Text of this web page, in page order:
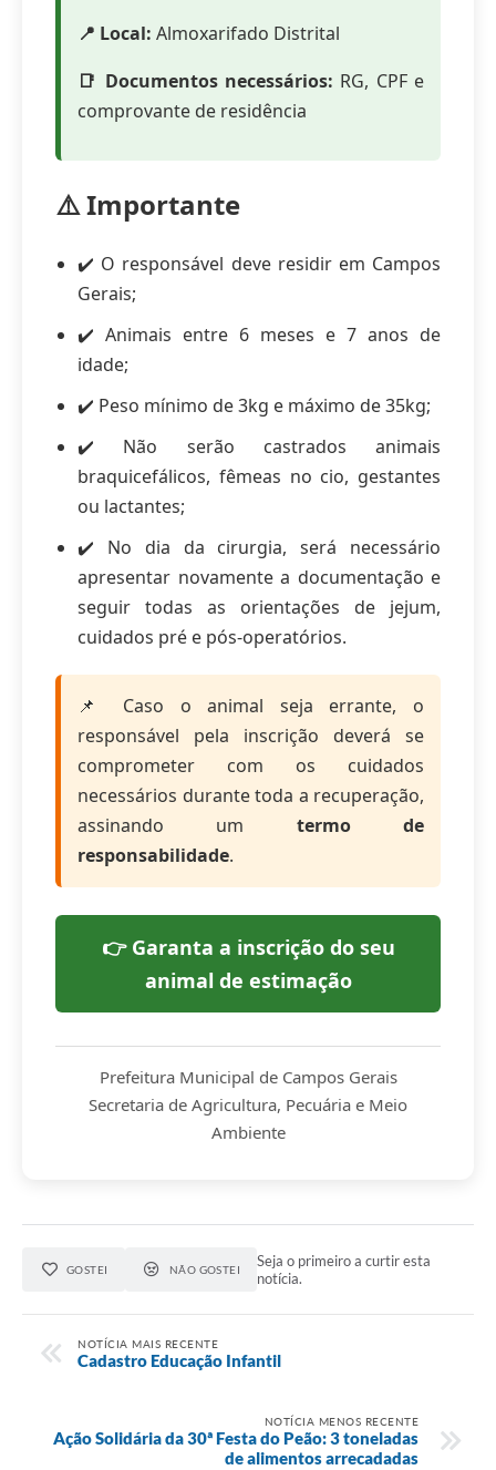
📍 Local: Almoxarifado Distrital
📑 Documentos necessários: RG, CPF e
comprovante de residência
⚠️ Importante
✔️ O responsável deve residir em Campos
Gerais;
✔️ Animais entre 6 meses e 7 anos de
idade;
✔️ Peso mínimo de 3kg e máximo de 35kg;
✔️ Não serão castrados animais
braquicefálicos, fêmeas no cio, gestantes
ou lactantes;
✔️ No dia da cirurgia, será necessário
apresentar novamente a documentação e
seguir todas as orientações de jejum,
cuidados pré e pós-operatórios.
📌 Caso o animal seja errante, o
responsável pela inscrição deverá se
comprometer com os cuidados
necessários durante toda a recuperação,
assinando um termo de
responsabilidade.
👉 Garanta a inscrição do seu
animal de estimação
Prefeitura Municipal de Campos Gerais
Secretaria de Agricultura, Pecuária e Meio
Ambiente
GOSTEI NÃO GOSTEI
Seja o primeiro a curtir esta
notícia.
NOTÍCIA MAIS RECENTE
Cadastro Educação Infantil
NOTÍCIA MENOS RECENTE
Ação Solidária da 30ª Festa do Peão: 3 toneladas
de alimentos arrecadadas